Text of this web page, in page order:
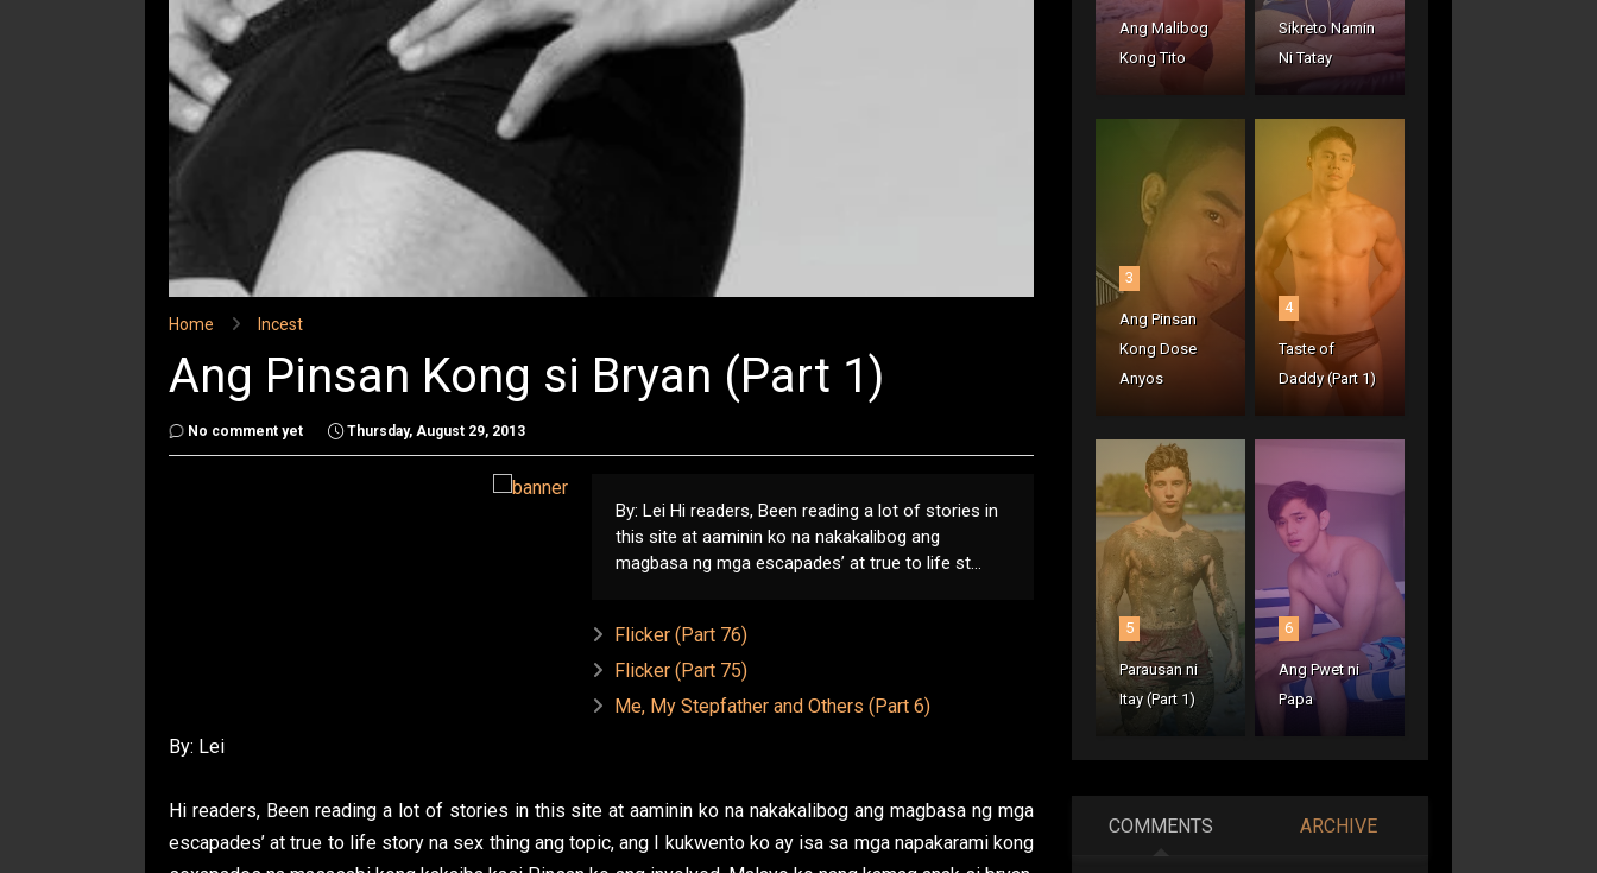
Home Incest
Ang Pinsan Kong si Bryan (Part 1)
No comment yet Thursday, August 29, 2013
By: Lei Hi readers, Been reading a lot of stories in
this site at aaminin ko na nakakalibog ang
magbasa ng mga escapades’ at true to life st...
Flicker (Part 76)
Flicker (Part 75)
Me, My Stepfather and Others (Part 6)
By: Lei
Hi readers, Been reading a lot of stories in this site at aaminin ko na nakakalibog ang magbasa ng mga
escapades’ at true to life story na sex thing ang topic, ang I kukwento ko ay isa sa mga napakarami kong
Ang Malibog
Kong Tito
Sikreto Namin
Ni Tatay
3
Ang Pinsan
Kong Dose
Anyos
4
Taste of
Daddy (Part 1)
5
Parausan ni
Itay (Part 1)
6
Ang Pwet ni
Papa
COMMENTS ARCHIVE